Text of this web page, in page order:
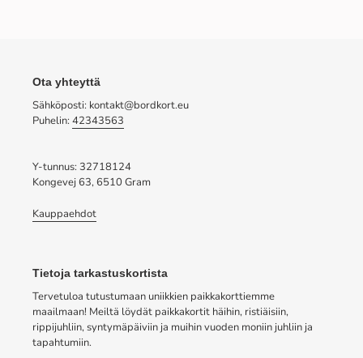
Ota yhteyttä
Sähköposti: kontakt@bordkort.eu
Puhelin: 42343563
Y-tunnus: 32718124
Kongevej 63, 6510 Gram
Kauppaehdot
Tietoja tarkastuskortista
Tervetuloa tutustumaan uniikkien paikkakorttiemme
maailmaan! Meiltä löydät paikkakortit häihin, ristiäisiin,
rippijuhliin, syntymäpäiviin ja muihin vuoden moniin juhliin ja
tapahtumiin.